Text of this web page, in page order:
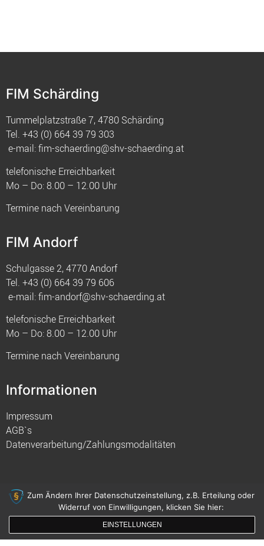
FIM Schärding
Tummelplatzstraße 7, 4780 Schärding
Tel. +43 (0) 664 39 79 303
e-mail:fim-schaerding@shv-schaerding.at
telefonische Erreichbarkeit
Mo – Do: 8.00 – 12.00 Uhr
Termine nach Vereinbarung
FIM Andorf
Schulgasse 2, 4770 Andorf
Tel. +43 (0) 664 39 79 606
e-mail:fim-andorf@shv-schaerding.at
telefonische Erreichbarkeit
Mo – Do: 8.00 – 12.00 Uhr
Termine nach Vereinbarung
Informationen
Impressum
AGB`s
Datenverarbeitung/Zahlungsmodalitäten
© 2021 FIM
gemacht mit von innDesign
Zum Ändern Ihrer Datenschutzeinstellung, z.B. Erteilung oder
Widerruf von Einwilligungen, klicken Sie hier:
EINSTELLUNGEN